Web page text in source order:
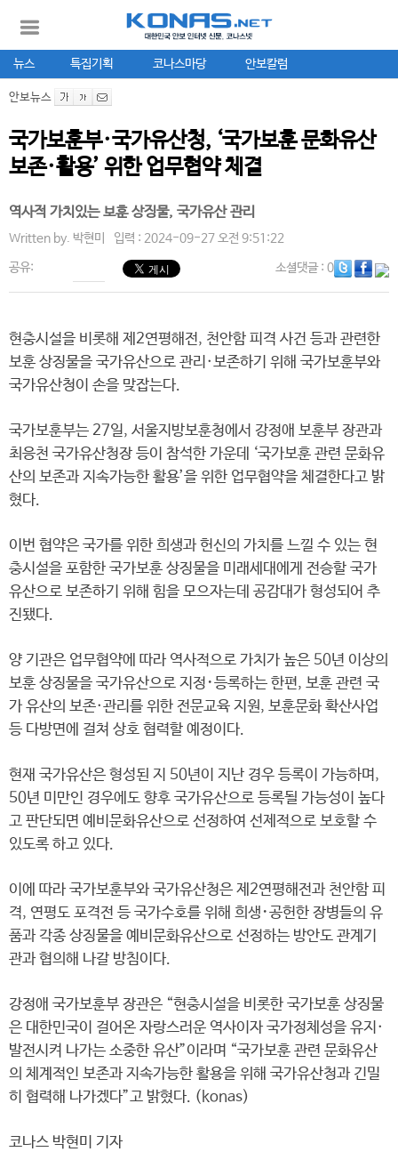
뉴스 특집기획 코나스마당 안보칼럼
안보뉴스
국가보훈부·국가유산청, ‘국가보훈 문화유산
보존·활용’ 위한 업무협약 체결
역사적 가치있는 보훈 상징물, 국가유산 관리
Written by. 박현미 입력 : 2024-09-27 오전 9:51:22
공유: 소셜댓글: 0
현충시설을 비롯해 제2연평해전, 천안함 피격 사건 등과 관련한
보훈 상징물을 국가유산으로 관리·보존하기 위해 국가보훈부와
국가유산청이 손을 맞잡는다.
국가보훈부는 27일, 서울지방보훈청에서 강정애 보훈부 장관과
최응천 국가유산청장 등이 참석한 가운데 ‘국가보훈 관련 문화유
산의 보존과 지속가능한 활용’을 위한 업무협약을 체결한다고 밝
혔다.
이번 협약은 국가를 위한 희생과 헌신의 가치를 느낄 수 있는 현
충시설을 포함한 국가보훈 상징물을 미래세대에게 전승할 국가
유산으로 보존하기 위해 힘을 모으자는데 공감대가 형성되어 추
진됐다.
양 기관은 업무협약에 따라 역사적으로 가치가 높은 50년 이상의
보훈 상징물을 국가유산으로 지정･등록하는 한편, 보훈 관련 국
가 유산의 보존·관리를 위한 전문교육 지원, 보훈문화 확산사업
등 다방면에 걸쳐 상호 협력할 예정이다.
현재 국가유산은 형성된 지 50년이 지난 경우 등록이 가능하며,
50년 미만인 경우에도 향후 국가유산으로 등록될 가능성이 높다
고 판단되면 예비문화유산으로 선정하여 선제적으로 보호할 수
있도록 하고 있다.
이에 따라 국가보훈부와 국가유산청은 제2연평해전과 천안함 피
격, 연평도 포격전 등 국가수호를 위해 희생･공헌한 장병들의 유
품과 각종 상징물을 예비문화유산으로 선정하는 방안도 관계기
관과 협의해 나갈 방침이다.
강정애 국가보훈부 장관은 “현충시설을 비롯한 국가보훈 상징물
은 대한민국이 걸어온 자랑스러운 역사이자 국가정체성을 유지·
발전시켜 나가는 소중한 유산”이라며 “국가보훈 관련 문화유산
의 체계적인 보존과 지속가능한 활용을 위해 국가유산청과 긴밀
히 협력해 나가겠다”고 밝혔다. (konas)
코나스 박현미 기자